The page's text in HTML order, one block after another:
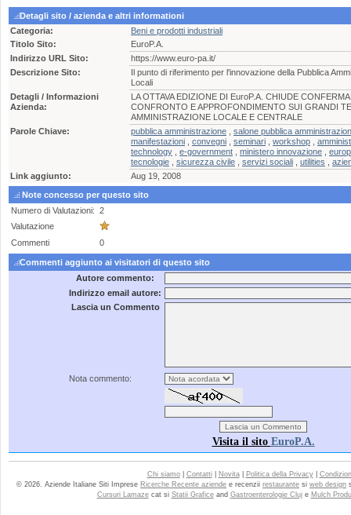
Detagli sito / azienda e altri informationi
Categoria:
Beni e prodotti industriali
Titolo Sito:
EuroP.A.
Indirizzo URL Sito:
https://www.euro-pa.it/
Descrizione Sito:
Il punto di riferimento per l'innovazione della Pubblica
Locali
Detagli / Informazioni
Azienda:
LA OTTAVA EDIZIONE DI EuroP.A. CHIUDE
CONFRONTO E APPROFONDIMENTO SUI GRANDI
AMMINISTRAZIONE LOCALE E CENTRALE
Parole Chiave:
pubblica amministrazione
salone pubblica
manifestazioni
convegni seminari workshop
technology
e-government ministero innovazione
tecnologie
sicurezza civile servizi sociali utilities
Link aggiunto:
Aug 19, 2008
Note concesso per questo sito
Numero di Valutazioni: 2
Valutazione
Commenti
0
Commenti aggiunto ai visitatori di questo sito
Autore commento:
Indirizzo email autore:
Lascia un Commento
Nota commento:
Visita il sito EuroP.A.
Chi siamo| Contatti| Novita| Politica della Privacy|
© 2026. Aziende Italiane Siti Imprese Ricerche Recente aziende e recenzii restaurante si web design
Cursuri Lamazecat si Statii Graficeand Gastroenterologie Cluje Mulch